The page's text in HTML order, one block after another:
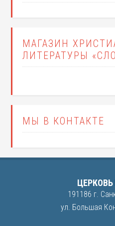
МАГАЗИН
ЛИТЕРАТУРЫ
МЫ В КОНТАКТЕ
191186 г.
ул. Большая